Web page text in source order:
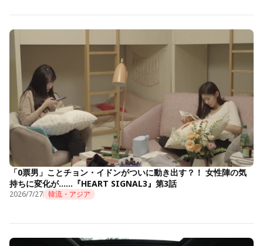
「0票男」ことチョン・イドンがついに動き出す？！ 女性陣の気
持ちに変化が……『HEART SIGNAL3』第3話
2026/7/27 韓流・アジア